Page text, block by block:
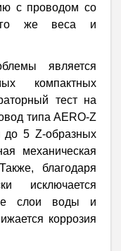
с проводом со
же веса и
является
компактных
тест на
типа АERO-Z
до 5 Z-образных
механическая
благодаря
исключается
слои воды и
коррозия